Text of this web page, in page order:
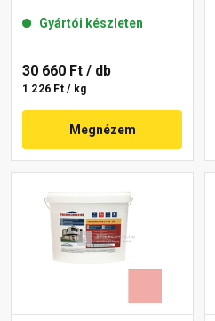
Gyártói készleten
30 660 Ft / db
1 226 Ft / kg
Megnézem